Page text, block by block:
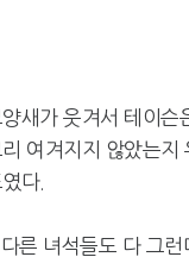
새가 웃겨서 테이
여겨지지 않았는
다.
른 녀석들도 다 그